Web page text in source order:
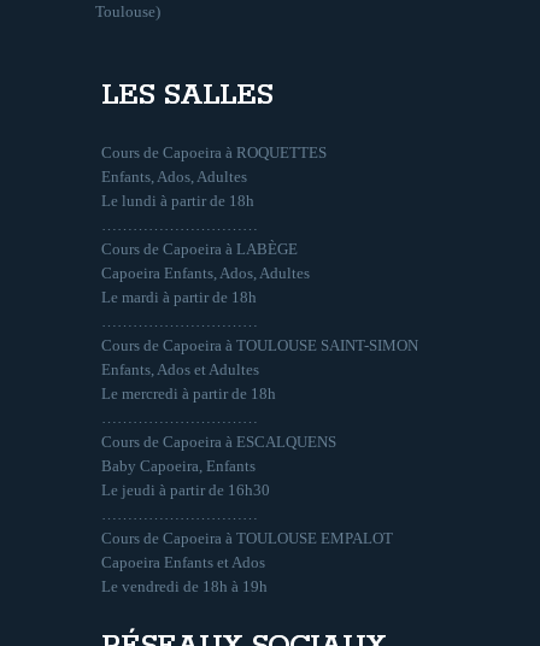
Toulouse)
LES SALLES
Cours de Capoeira à ROQUETTES
Enfants, Ados, Adultes
Le lundi à partir de 18h
Cours de Capoeira à LABÈGE
Capoeira Enfants, Ados, Adultes
Le mardi à partir de 18h
Cours de Capoeira à TOULOUSE SAINT-SIMON
Enfants, Ados et Adultes
Le mercredi à partir de 18h
Cours de Capoeira à ESCALQUENS
Baby Capoeira, Enfants
Le jeudi à partir de 16h30
Cours de Capoeira à TOULOUSE EMPALOT
Capoeira Enfants et Ados
Le vendredi de 18h à 19h